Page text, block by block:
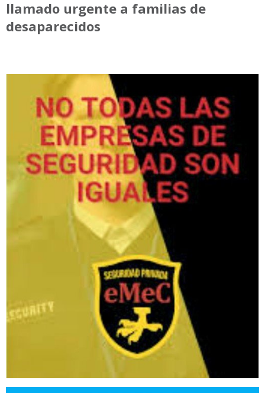
llamado urgente a familias de
desaparecidos